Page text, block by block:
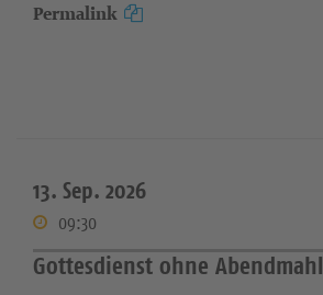
Permalink
13. Sep. 2026
09:30
Gottesdienst ohne Abendmahl